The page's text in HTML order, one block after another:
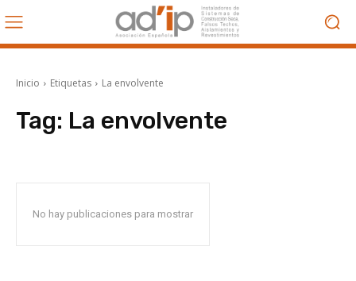
Inicio Etiquetas La envolvente
Tag: La envolvente
No hay publicaciones para mostrar